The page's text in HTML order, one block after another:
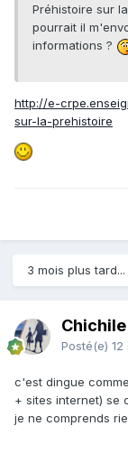
Préhistoire sur
pourrait il
informations ?
http://e-
sur-la-prehistoire
3 mois plus tard...
Chichile
Posté(e) 12
c'est dingue
+ sites internet) se
je ne comprends